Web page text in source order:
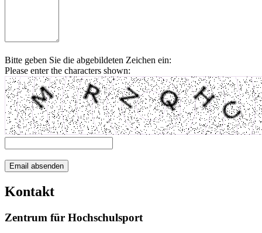
Bitte geben Sie die abgebildeten Zeichen ein:
Please enter the characters shown:
Kontakt
Zentrum für Hochschulsport